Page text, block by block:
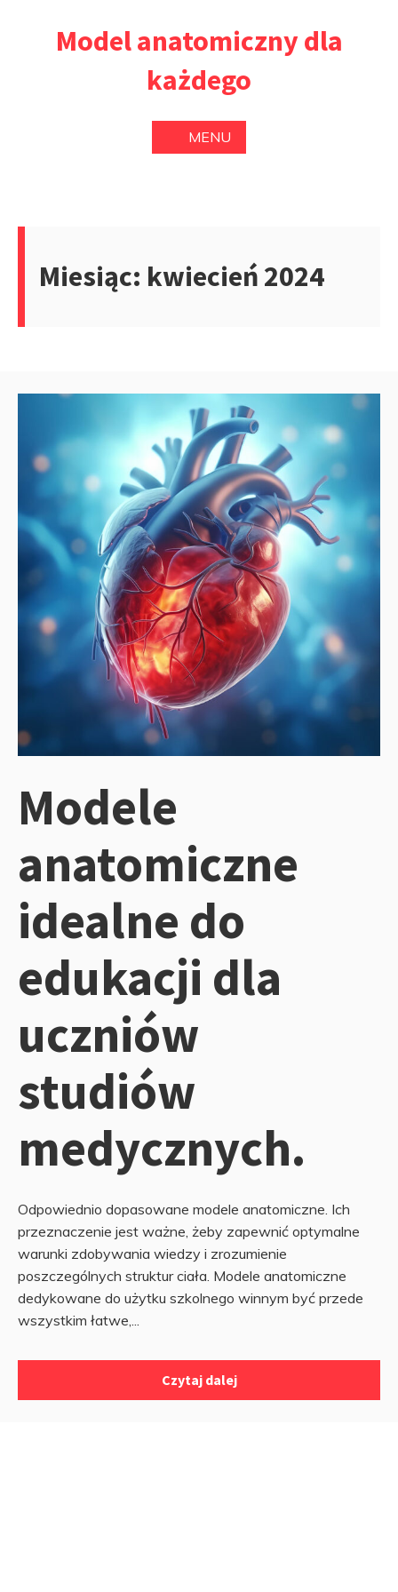
Model anatomiczny dla
każdego
MENU
Miesiąc: kwiecień 2024
Modele
anatomiczne
idealne do
edukacji dla
uczniów
studiów
medycznych.
Odpowiednio dopasowane modele anatomiczne. Ich
przeznaczenie jest ważne, żeby zapewnić optymalne
warunki zdobywania wiedzy i zrozumienie
poszczególnych struktur ciała. Modele anatomiczne
dedykowane do użytku szkolnego winnym być przede
wszystkim łatwe,...
Czytaj dalej